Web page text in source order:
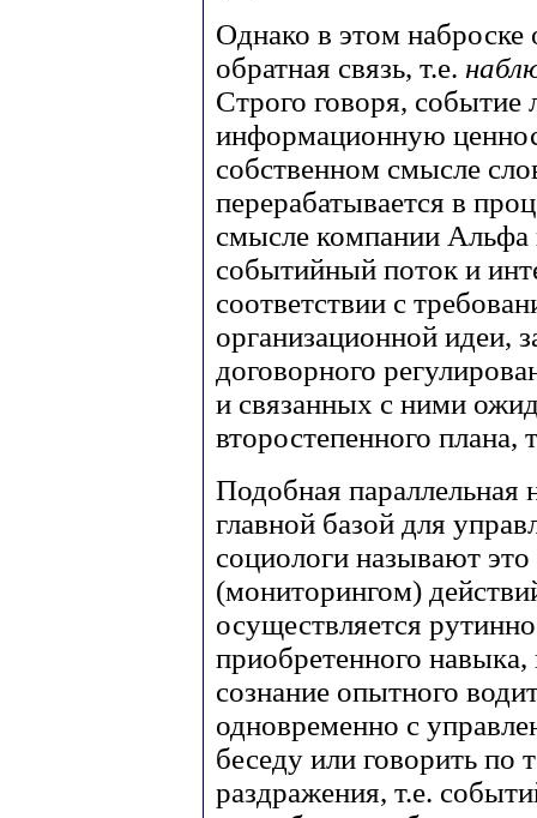
Однако в этом наброске
обратная связь, т.е.
Строго говоря, событие
информационную
собственном смысле
перерабатывается в
смысле компании
событийный поток и
соответствии с
организационной идеи,
договорного
и связанных с ними
второстепенного плана,
Подобная параллельная
главной базой для
социологи называют
(мониторингом)
осуществляется
приобретенного
сознание опытного
одновременно с
беседу или говорить по
раздражения, т.е.